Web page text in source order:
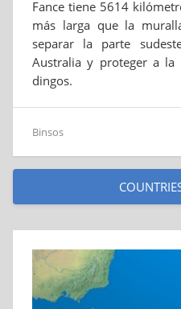
Fance tiene 5614
más larga que la
separar la parte
Australia y proteger a la
dingos.
Binsos